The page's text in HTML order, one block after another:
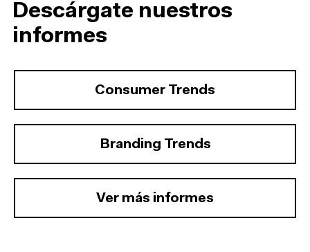
Descárgate nuestros
informes
Consumer Trends
Branding Trends
Ver más informes